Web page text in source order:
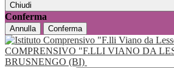
Chiudi
Conferma
Annulla Conferma
COMPRENSIVO "F.LLI VIANO DA
BRUSNENGO (BI)